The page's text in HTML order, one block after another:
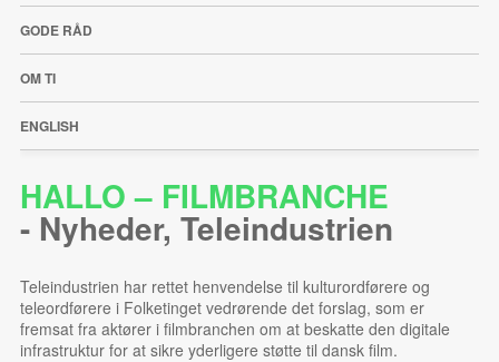
GODE RÅD
OM TI
ENGLISH
HALLO – FILMBRANCHE
- Nyheder, Teleindustrien
Teleindustrien har rettet henvendelse til kulturordførere og
teleordførere i Folketinget vedrørende det forslag, som er
fremsat fra aktører i filmbranchen om at beskatte den digitale
infrastruktur for at sikre yderligere støtte til dansk film.